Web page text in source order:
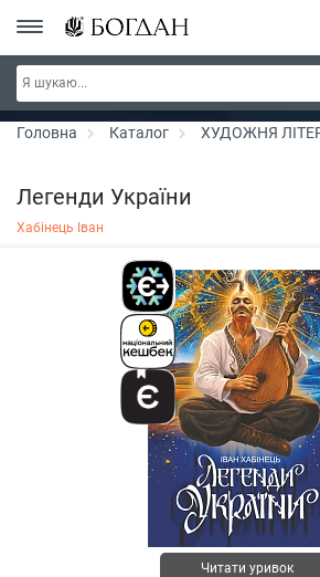
РОЗПРОДАЖ ~ 150 грн ~ 200 грн ~ 250 грн ~
300 грн ~ РОЗПРОДАЖ
Головна Каталог ХУДОЖНЯ
Легенди України
Хабінець Іван
Читати уривок